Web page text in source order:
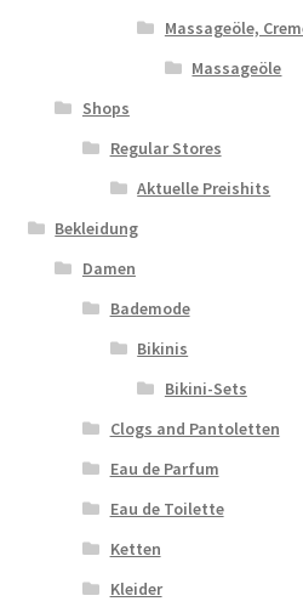
Massageöle,
Massageöle
Shops
Regular Stores
Aktuelle Preishits
Bekleidung
Damen
Bademode
Bikinis
Bikini-Sets
Clogs and Pantoletten
Eau de Parfum
Eau de Toilette
Ketten
Kleider